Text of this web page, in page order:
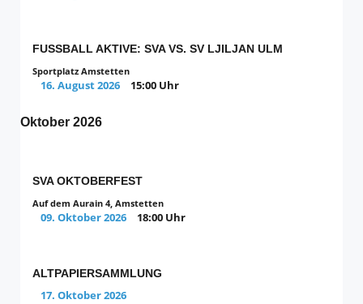
FUSSBALL AKTIVE: SVA VS. SV LJILJAN ULM
Sportplatz Amstetten
16. August 2026 15:00 Uhr
Oktober 2026
SVA OKTOBERFEST
Auf dem Aurain 4, Amstetten
09. Oktober 2026 18:00 Uhr
ALTPAPIERSAMMLUNG
17. Oktober 2026